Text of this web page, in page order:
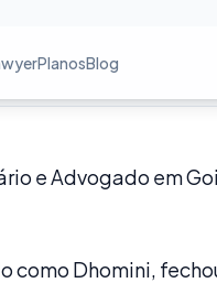
PlanosBlog
e Advogado em
como Dhomini,